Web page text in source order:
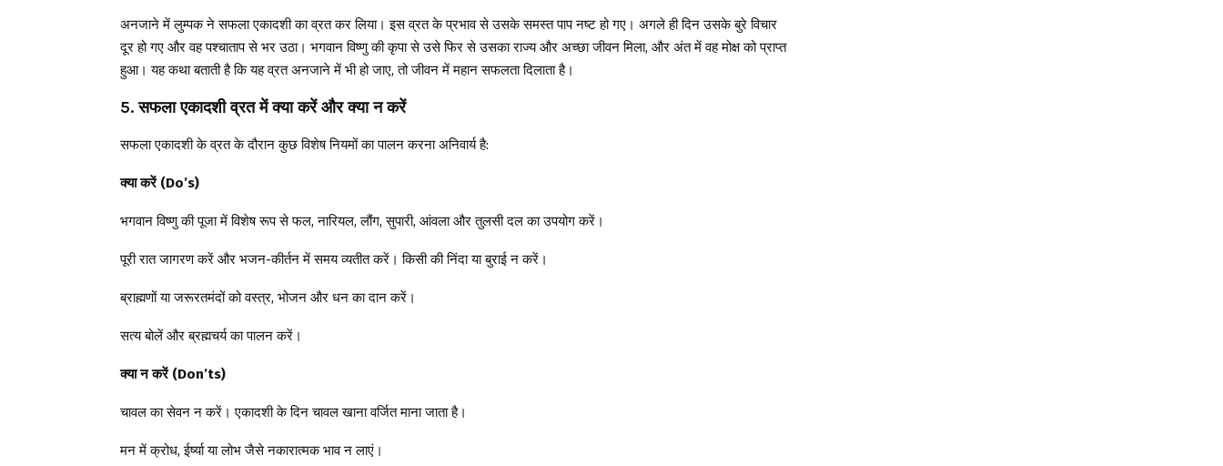
अनजाने में लुम्पक ने सफला एकादशी का व्रत कर लिया। इस व्रत के प्रभाव से उसके समस्त पाप नष्ट हो गए। अगले ही दिन उसके बुरे विचार
दूर हो गए और वह पश्चाताप से भर उठा। भगवान विष्णु की कृपा से उसे फिर से उसका राज्य और अच्छा जीवन मिला, और अंत में वह मोक्ष को प्राप्त
हुआ। यह कथा बताती है कि यह व्रत अनजाने में भी हो जाए, तो जीवन में महान सफलता दिलाता है।
5. सफला एकादशी व्रत में क्या करें और क्या न करें
सफला एकादशी के व्रत के दौरान कुछ विशेष नियमों का पालन करना अनिवार्य है:
क्या करें (Do’s)
भगवान विष्णु की पूजा में विशेष रूप से फल, नारियल, लौंग, सुपारी, आंवला और तुलसी दल का उपयोग करें।
पूरी रात जागरण करें और भजन-कीर्तन में समय व्यतीत करें। किसी की निंदा या बुराई न करें।
ब्राह्मणों या जरूरतमंदों को वस्त्र, भोजन और धन का दान करें।
सत्य बोलें और ब्रह्मचर्य का पालन करें।
क्या न करें (Don’ts)
चावल का सेवन न करें। एकादशी के दिन चावल खाना वर्जित माना जाता है।
मन में क्रोध, ईर्ष्या या लोभ जैसे नकारात्मक भाव न लाएं।